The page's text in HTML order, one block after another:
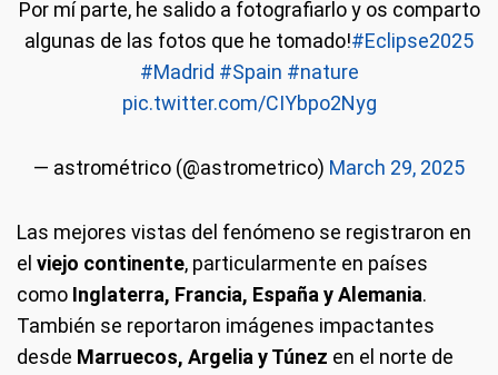
Por mí parte, he salido a fotografiarlo y os comparto
algunas de las fotos que he tomado!#Eclipse2025
#Madrid #Spain #nature
pic.twitter.com/CIYbpo2Nyg
— astrométrico (@astrometrico) March 29, 2025
Las mejores vistas del fenómeno se registraron en
el viejo continente, particularmente en países
como Inglaterra, Francia, España y Alemania.
También se reportaron imágenes impactantes
desde Marruecos, Argelia y Túnez en el norte de